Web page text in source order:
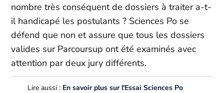
nombre très conséquent de dossiers à traiter a-t-
il handicapé les postulants ? Sciences Po se
défend que non et assure que tous les dossiers
valides sur Parcoursup ont été examinés avec
attention par deux jury différents.
Lire aussi : En savoir plus sur l'Essai Sciences Po